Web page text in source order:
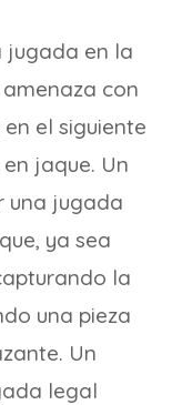
jugada en la
con
el siguiente
jaque. Un
una jugada
ya sea
la
una pieza
Un
legal